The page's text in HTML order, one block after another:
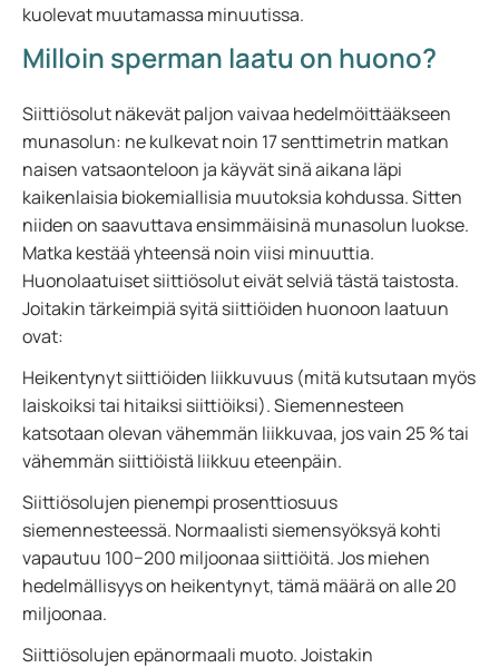
kuolevat muutamassa minuutissa.
Milloin sperman laatu on huono?
Siittiösolut näkevät paljon vaivaa hedelmöittääkseen
munasolun: ne kulkevat noin 17 senttimetrin matkan
naisen vatsaonteloon ja käyvät sinä aikana läpi
kaikenlaisia biokemiallisia muutoksia kohdussa. Sitten
niiden on saavuttava ensimmäisinä munasolun luokse.
Matka kestää yhteensä noin viisi minuuttia.
Huonolaatuiset siittiösolut eivät selviä tästä taistosta.
Joitakin tärkeimpiä syitä siittiöiden huonoon laatuun
ovat:
Heikentynyt siittiöiden liikkuvuus (mitä kutsutaan myös
laiskoiksi tai hitaiksi siittiöiksi). Siemennesteen
katsotaan olevan vähemmän liikkuvaa, jos vain 25 % tai
vähemmän siittiöistä liikkuu eteenpäin.
Siittiösolujen pienempi prosenttiosuus
siemennesteessä. Normaalisti siemensyöksyä kohti
vapautuu 100−200 miljoonaa siittiöitä. Jos miehen
hedelmällisyys on heikentynyt, tämä määrä on alle 20
miljoonaa.
Siittiösolujen epänormaali muoto. Joistakin